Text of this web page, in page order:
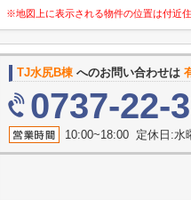
※地図上に表示される物件の位置は付近
TJ水尻B棟 へのお問い合わせは
0737-22-
10:00~18:00 定休日:水